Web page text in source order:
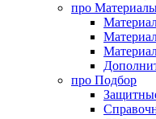
про
про Подбор